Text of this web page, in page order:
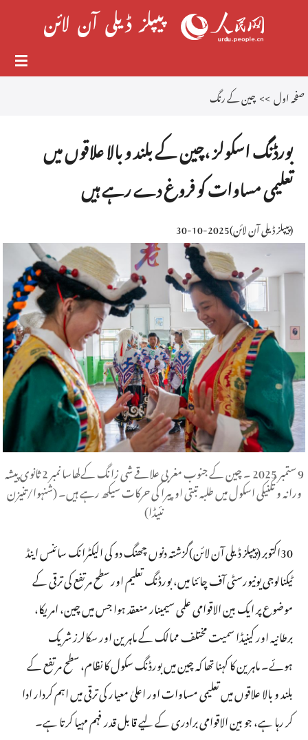
صفحہ اول>>چین کے رنگ
بورڈنگ اسکولز ،چین کے بلند و بالا علاقوں میں
تعلیمی مساوات کو فروغ دے رہے ہیں
(پیپلز ڈیلی آن لائن)
2025-10-30
9 ستمبر 2025 ۔ چین کے جنوب مغربی علاقے شی زانگ کےلھاسا نمبر 2 ثانوی پیشہ
ورانہ و تکنیکی اسکول میں طلبہ تبتی اوپیرا کی حرکات سیکھ رہے ہیں۔ (شنہوا/تنیزن
نئیڈا)
30اکتوبر (پیپلز ڈیلی آن لائن)گزشتہ دنوں چھنگ دو کی الیکٹرانک سائنس اینڈ
ٹیکنالوجی یونیورسٹی آف چائنا میں، بورڈنگ تعلیم اور سطح مرتفع کی ترقی کے
موضوع پر ایک بین الاقوامی علمی سیمینار منعقد ہوا جس میں چین، امریکا،
برطانیہ اور کینیڈا سمیت مختلف ممالک کے ماہرین اور سکالرز شریک
ہوئے۔ ماہرین کا کہنا تھا کہ چین میں بورڈنگ سکول کا نظام، سطح مرتفع کے
بلند و بالا علاقوں میں تعلیمی مساوات اور اعلیٰ معیار کی ترقی میں اہم کردار ادا
کر رہا ہے، جو بین الاقوامی برادری کے لیے قابل قدر فہم مہیا کرتا ہے۔